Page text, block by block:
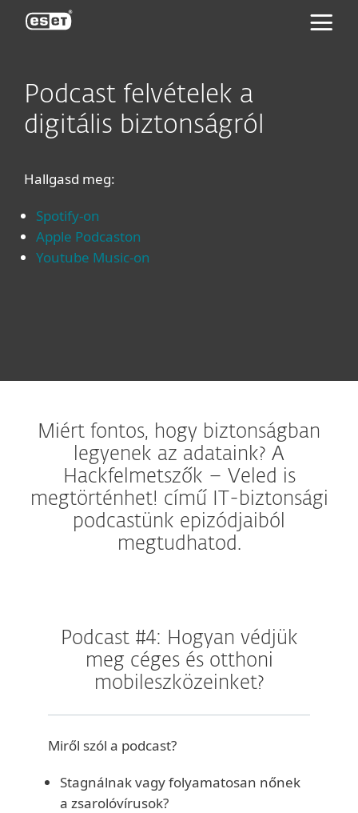
Podcast felvételek a
digitális biztonságról
Hallgasd meg:
Spotify-on
Apple Podcaston
Youtube Music-on
Miért fontos, hogy biztonságban
legyenek az adataink? A
Hackfelmetszők – Veled is
megtörténhet! című IT-biztonsági
podcastünk epizódjaiból
megtudhatod.
Podcast #4: Hogyan védjük
meg céges és otthoni
mobileszközeinket?
Miről szól a podcast?
Stagnálnak vagy folyamatosan nőnek
a zsarolóvírusok?
ESET